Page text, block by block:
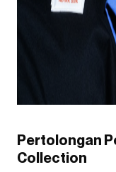
Pertolongan
Collection